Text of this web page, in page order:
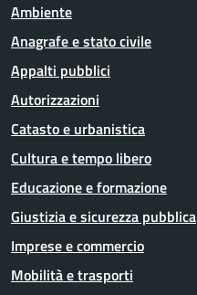
Ambiente
Anagrafe e stato civile
Appalti pubblici
Autorizzazioni
Catasto e urbanistica
Cultura e tempo libero
Educazione e formazione
Giustizia e sicurezza pubblica
Imprese e commercio
Mobilità e trasporti